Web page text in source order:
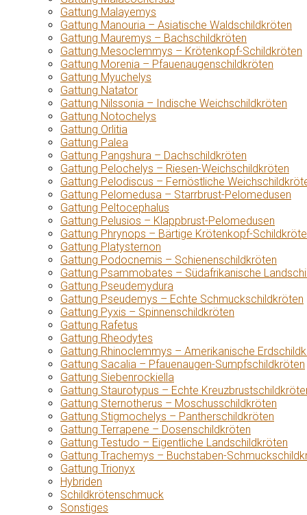
Gattung Malayemys
Gattung Manouria – Asiatische Waldschildkröten
Gattung Mauremys – Bachschildkröten
Gattung Mesoclemmys – Krötenkopf-Schildkröten
Gattung Morenia – Pfauenaugenschildkröten
Gattung Myuchelys
Gattung Natator
Gattung Nilssonia – Indische Weichschildkröten
Gattung Notochelys
Gattung Orlitia
Gattung Palea
Gattung Pangshura – Dachschildkröten
Gattung Pelochelys – Riesen-Weichschildkröten
Gattung Pelodiscus – Fernöstliche
Gattung Pelomedusa – Starrbrust-Pelomedusen
Gattung Peltocephalus
Gattung Pelusios – Klappbrust-Pelomedusen
Gattung Phrynops – Bärtige Krötenkopf-
Gattung Platysternon
Gattung Podocnemis – Schienenschildkröten
Gattung Psammobates – Südafrikanische
Gattung Pseudemydura
Gattung Pseudemys – Echte Schmuckschildkröten
Gattung Pyxis – Spinnenschildkröten
Gattung Rafetus
Gattung Rheodytes
Gattung Rhinoclemmys – Amerikanische
Gattung Sacalia – Pfauenaugen-Sumpfschildkröten
Gattung Siebenrockiella
Gattung Staurotypus – Echte
Gattung Sternotherus – Moschusschildkröten
Gattung Stigmochelys – Pantherschildkröten
Gattung Terrapene – Dosenschildkröten
Gattung Testudo – Eigentliche Landschildkröten
Gattung Trachemys – Buchstaben-
Gattung Trionyx
Hybriden
Schildkrötenschmuck
Sonstiges